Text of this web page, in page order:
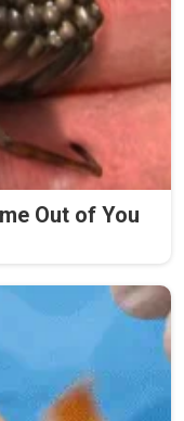
Out of You